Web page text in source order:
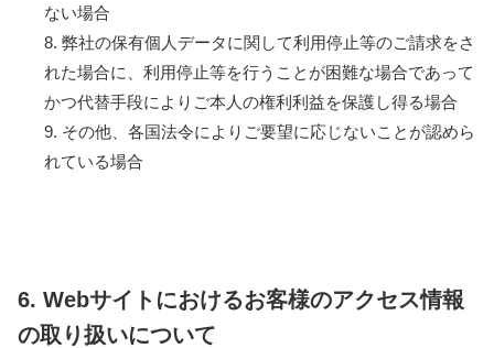
ない場合
8. 弊社の保有個人データに関して利用停止等のご請求をさ
れた場合に、利用停止等を行うことが困難な場合であって
かつ代替手段によりご本人の権利利益を保護し得る場合
9. その他、各国法令によりご要望に応じないことが認めら
れている場合
6. Webサイトにおけるお客様のアクセス情報
の取り扱いについて